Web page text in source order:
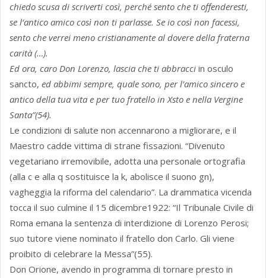
chiedo scusa di scriverti così, perché sento che ti offenderesti,
se l‘antico amico così non ti parlasse. Se io così non facessi,
sento che verrei meno cristianamente al dovere della fraterna
carità (…).
Ed ora, caro Don Lorenzo, lascia che ti abbracci in osculo
sancto, ed abbimi sempre, quale sono, per l’amico sincero e
antico della tua vita e per tuo fratello in Xsto e nella Vergine
Santa”(54).
Le condizioni di salute non accennarono a migliorare, e il
Maestro cadde vittima di strane fissazioni. “Divenuto
vegetariano irremovibile, adotta una personale ortografia
(alla c e alla q sostituisce la k, abolisce il suono gn),
vagheggia la riforma del calendario”. La drammatica vicenda
tocca il suo culmine il 15 dicembre1922: “Il Tribunale Civile di
Roma emana la sentenza di interdizione di Lorenzo Perosi;
suo tutore viene nominato il fratello don Carlo. Gli viene
proibito di celebrare la Messa”(55).
Don Orione, avendo in programma di tornare presto in